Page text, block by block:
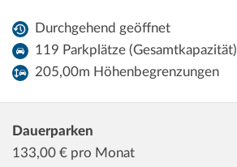
Durchgehend geöffnet
119 Parkplätze (Gesamtkapazität)
205,00m Höhenbegrenzungen
Dauerparken
133,00 € pro Monat